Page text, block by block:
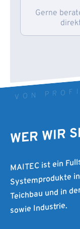
Gerne
VON
WER WIR
MAITEC ist ein
Systemprodukte
Teichbau und in
sowie Industrie.